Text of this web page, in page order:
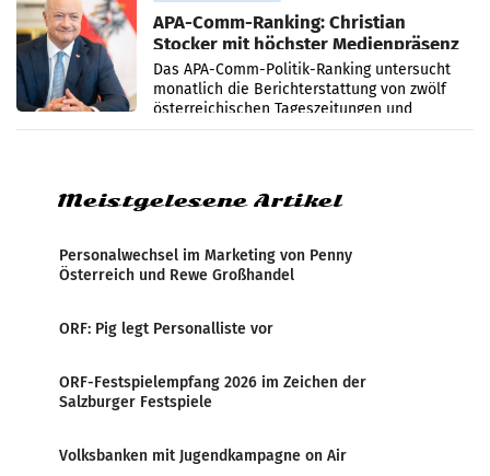
APA-Comm-Ranking: Christian
Stocker mit höchster Medienpräsenz
im Juli
Das APA-Comm-Politik-Ranking untersucht
monatlich die Berichterstattung von zwölf
österreichischen Tageszeitungen und
analysiert, welche Politikerinnen und
Meistgelesene Artikel
Personalwechsel im Marketing von Penny
Österreich und Rewe Großhandel
ORF: Pig legt Personalliste vor
ORF-Festspielempfang 2026 im Zeichen der
Salzburger Festspiele
Volksbanken mit Jugendkampagne on Air